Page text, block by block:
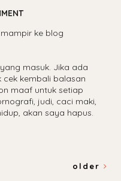
ke blog
masuk. Jika ada
kembali balasan
maaf untuk setiap
judi, caci maki,
akan saya hapus.
older